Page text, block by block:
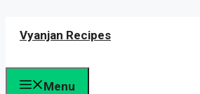
Vyanjan Recipes
Menu